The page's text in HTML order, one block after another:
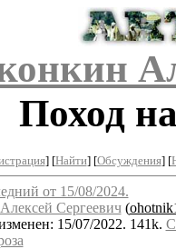
Поход
] [Найти] [Обсуждения] [
от 15/08/2024.
Сергеевич(
15/07/2022. 141k.